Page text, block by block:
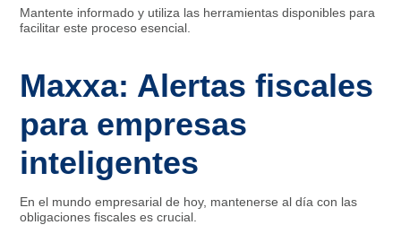
Mantente informado y utiliza las herramientas disponibles para
facilitar este proceso esencial.
Maxxa: Alertas fiscales
para empresas
inteligentes
En el mundo empresarial de hoy, mantenerse al día con las
obligaciones fiscales es crucial.